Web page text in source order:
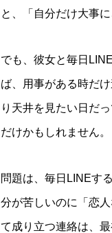
と、「自分だけ大事
でも、彼女と毎日
ば、用事がある時だ
り天井を見たい日だ
だけかもしれません。
問題は、毎日LINEす
分が苦しいのに「恋
て成り立つ連絡は、